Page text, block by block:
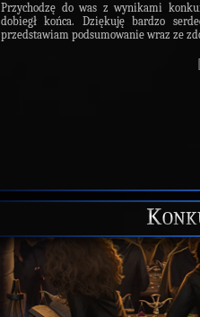
Przychodzę do was z wynikami
dobiegł końca. Dziękuję bardzo
przedstawiam podsumowanie wraz ze
[